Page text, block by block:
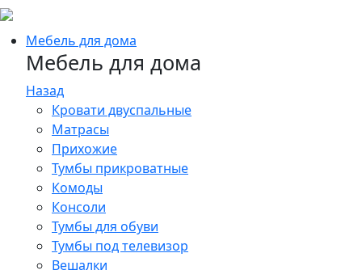
Мебель для дома
Мебель для дома
Назад
Кровати двуспальные
Матрасы
Прихожие
Тумбы прикроватные
Комоды
Консоли
Тумбы для обуви
Тумбы под телевизор
Вешалки